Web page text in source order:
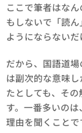
ここで筆者はな
もしないで「読
ようにならないだ
だから、国語道
は副次的な意味
たとしても、そ
す。一番多いの
理由を聞くことで